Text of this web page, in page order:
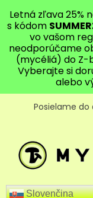
Posielame do
Slovenčina
Letná zľava 25%
s kódom
vo vašom
neodporúčame
(mycéliá) do Z-
Vyberajte si
alebo